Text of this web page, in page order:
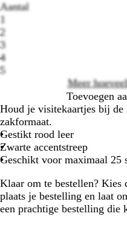
Aantal
1
2
3
4
5
Meer
Toevoegen
Houd je visitekaartjes bij de
zakformaat.
Gestikt rood leer
Zwarte accentstreep
Geschikt voor maximaal 25
Klaar om te bestellen? Kies
plaats je bestelling en laat
een prachtige bestelling die